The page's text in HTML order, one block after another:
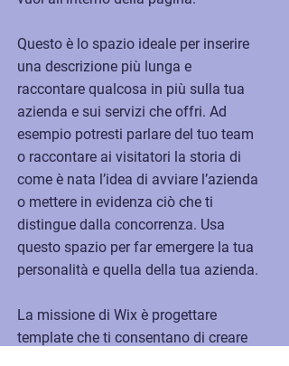
Questo è lo spazio ideale per inserire
una descrizione più lunga e
raccontare qualcosa in più sulla tua
azienda e sui servizi che offri. Ad
esempio potresti parlare del tuo team
o raccontare ai visitatori la storia di
come è nata l’idea di avviare l’azienda
o mettere in evidenza ciò che ti
distingue dalla concorrenza. Usa
questo spazio per far emergere la tua
personalità e quella della tua azienda.
La missione di Wix è progettare
template che ti consentano di creare